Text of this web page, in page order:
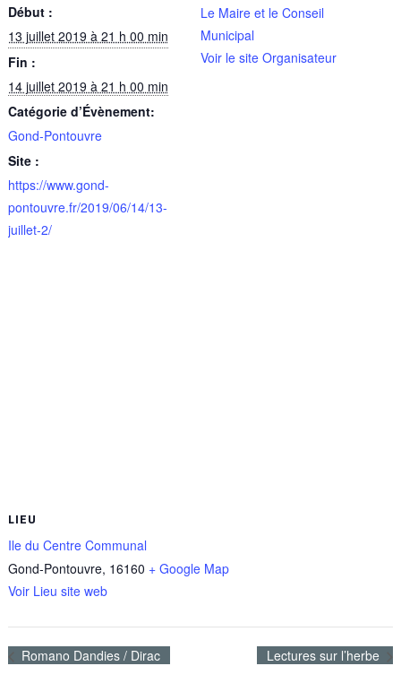
Début :
13 juillet 2019 à 21 h 00 min
Fin :
14 juillet 2019 à 21 h 00 min
Catégorie d’Évènement:
Gond-Pontouvre
Site :
https://www.gond-
pontouvre.fr/2019/06/14/13-
juillet-2/
Le Maire et le Conseil
Municipal
Voir le site Organisateur
LIEU
Ile du Centre Communal
Gond-Pontouvre, 16160 + Google Map
Voir Lieu site web
Romano Dandies / Dirac Lectures sur l’herbe